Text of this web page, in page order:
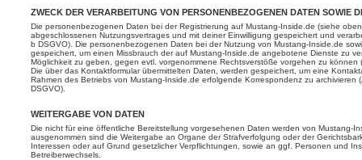
ZWECK DER VERARBEITUNG VON PERSONENBEZOGENEN DATEN SOWIE
Die personenbezogenen Daten bei der Registrierung auf Mustang-Inside.de (siehe
abgeschlossenen Nutzungsvertrages und mit deiner Einwilligung gespeichert und
b DSGVO). Die personenbezogenen Daten bei der Nutzung von Mustang-Inside.de
gespeichert, um einen Missbrauch der auf Mustang-Inside.de angebotene Dienste zu
Möglichkeit zu geben, gegen evtl. vorgenommene Rechtsverstöße vorgehen zu können
Die über das Kontaktformular übermittelten Daten, werden gespeichert, um eine
Rahmen des Betriebs von Mustang-Inside.de erfolgende Korrespondenz zu archivieren
DSGVO).
WEITERGABE VON DATEN
Die nicht für eine öffentliche Bereitstellung vorgesehenen Daten werden von Mustang-
ausgenommen sind die Weitergabe an Organe der Strafverfolgung oder der
Interessen oder auf Grund gesetzlicher Verpflichtungen, sowie an ggf. Personen und
Betreiberwechsels.